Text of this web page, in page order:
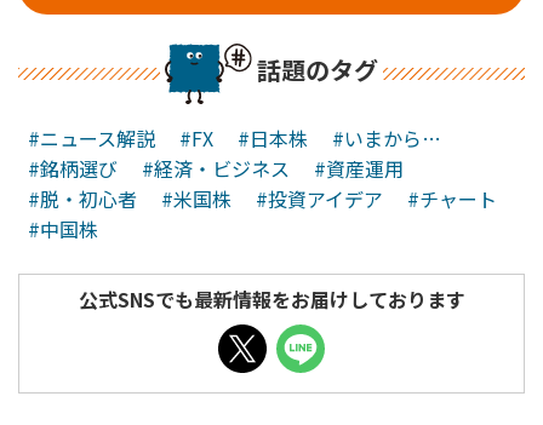
話題のタグ
#ニュース解説 #FX #日本株
#いまから…
#銘柄選び
#経済・ビジネス
#資産運用
#脱・初心者
#米国株 #投資アイデア
#チャート
#中国株
公式SNSでも最新情報をお届けしております